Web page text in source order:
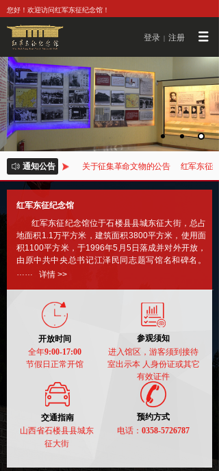
您好！欢迎访问红军东征纪念馆！
登录 | 注册
通知公告
整改情况的报告 关于征集革命文物的公告 红军东征
红军东征纪念馆
红军东征纪念馆位于石楼县县城东征大街，总占
地面积1.1万平方米，建筑面积3800平方米，使用面
积1100平方米，于1996年5月5日落成并对外开放，
由原中共中央总书记江泽民同志题写馆名和碑名。
……
详情 >>
参观须知
电话： 0358-5726787
进入馆区，游客须到接待
室出示本 人身份证或其它
有效证件
山西省石楼县县城东
征大街
交通指南
开放时间
全年9:00-17:00
节假日正常开馆
预约方式